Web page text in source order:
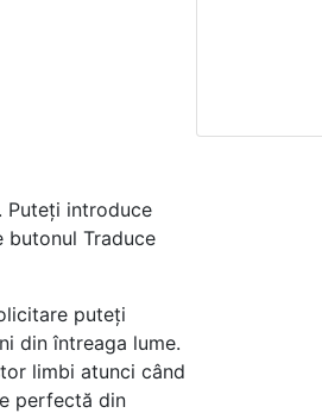
. Puteți introduce
Traduce
puteți
din întreaga lume.
limbi atunci când
perfectă din